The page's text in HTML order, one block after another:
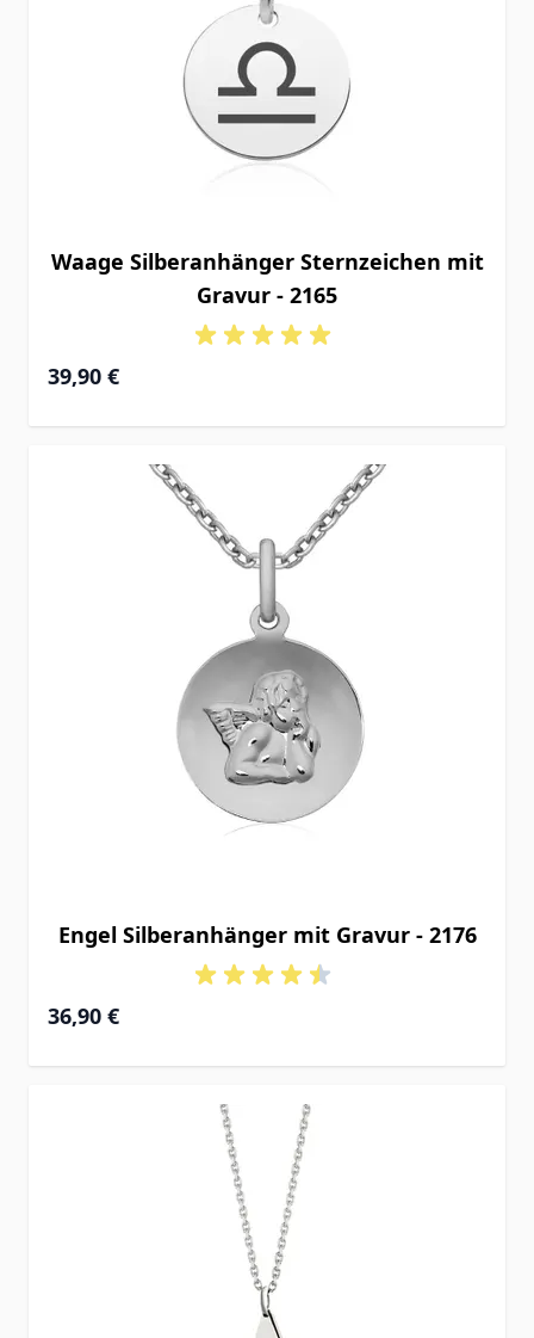
Waage Silberanhänger Sternzeichen mit
Gravur - 2165
39,90 €
Engel Silberanhänger mit Gravur - 2176
36,90 €